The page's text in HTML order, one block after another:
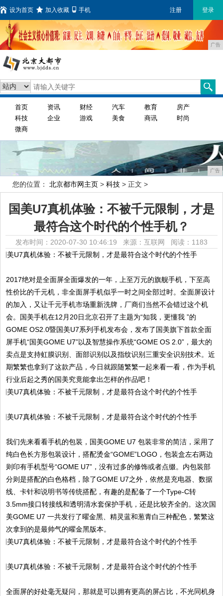
设为首页 加入收藏 手机 注册 登录
广告
首页 资讯 财经 汽车 教育
房产
科技
企业 游戏 美食 商讯
时尚
微商
广告
您的位置： 北京都市网主页 > 科技 > 正文 >
国美U7真机体验：不被千元限制，才是
最符合这个时代的个性手机？
发布时间：2020-07-30 10:46:19 来源：互联网 阅读：1183
2017绝对是全面屏全面爆发的一年，上至万元的旗舰手机，下至高
性价比的千元机，非全面屏手机似乎一时之间全部过时。全面屏设计
的加入，又让千元手机市场重新洗牌，厂商们当然不会错过这个机
会。国美手机在12月20日北京召开了主题为“知我，更懂我 ”的
GOME OS2.0暨国美U7系列手机发布会，发布了国美旗下首款全面
屏手机“国美GOME U7”以及智慧操作系统“GOME OS 2.0”，最大的
卖点是支持虹膜识别、面部识别以及指纹识别三重安全识别技术。近
期繁繁也拿到了这款产品，今日就跟随繁繁一起来看一看，作为手机
行业后起之秀的国美究竟能拿出怎样的作品吧！
我们先来看看手机的包装，国美GOME U7 包装非常的简洁，采用了
纯白色长方形包装设计，搭配烫金“GOME”LOGO，包装盒左右两边
则印有手机型号“GOME U7”，没有过多的修饰或者点缀。内包装部
分则是搭配的白色格档，除了GOME U7之外，依然是充电器、数据
线、卡针和说明书等传统搭配，有趣的是配备了一个Type-C转
3.5mm接口转接线和透明清水套保护手机，还是比较齐全的。这次国
美GOME U7 一共发行了曜金黑、精灵蓝和葱青白三种配色，繁繁这
次拿到的是最帅气的曜金黑版本。
全面屏的好处毫无疑问，那就是可以拥有更高的屏占比，不光同机身